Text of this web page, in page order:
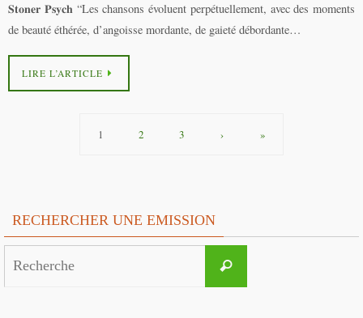
𝐒𝐭𝐨𝐧𝐞𝐫 𝐏𝐬𝐲𝐜𝐡 “Les chansons évoluent perpétuellement, avec des moments
de beauté éthérée, d’angoisse mordante, de gaieté débordante…
LIRE L’ARTICLE
1 2 3 › »
RECHERCHER UNE EMISSION
Recherche